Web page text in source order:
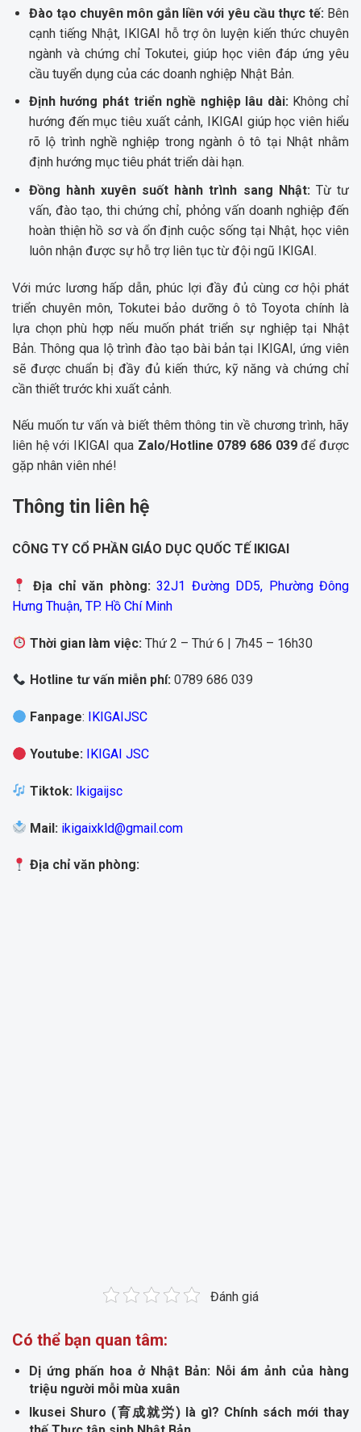
Đào tạo chuyên môn gắn liền với yêu cầu thực tế: Bên
cạnh tiếng Nhật, IKIGAI hỗ trợ ôn luyện kiến thức chuyên
ngành và chứng chỉ Tokutei, giúp học viên đáp ứng yêu
cầu tuyển dụng của các doanh nghiệp Nhật Bản.
Định hướng phát triển nghề nghiệp lâu dài:Không chỉ
hướng đến mục tiêu xuất cảnh, IKIGAI giúp học viên hiểu
rõ lộ trình nghề nghiệp trong ngành ô tô tại Nhật nhằm
định hướng mục tiêu phát triển dài hạn.
Đồng hành xuyên suốt hành trình sang Nhật: Từ tư
vấn, đào tạo, thi chứng chỉ, phỏng vấn doanh nghiệp đến
hoàn thiện hồ sơ và ổn định cuộc sống tại Nhật, học viên
luôn nhận được sự hỗ trợ liên tục từ đội ngũ IKIGAI.
Với mức lương hấp dẫn, phúc lợi đầy đủ cùng cơ hội phát
triển chuyên môn, Tokutei bảo dưỡng ô tô Toyota chính là
lựa chọn phù hợp nếu muốn phát triển sự nghiệp tại Nhật
Bản. Thông qua lộ trình đào tạo bài bản tại IKIGAI, ứng viên
sẽ được chuẩn bị đầy đủ kiến thức, kỹ năng và chứng chỉ
cần thiết trước khi xuất cảnh.
Nếu muốn tư vấn và biết thêm thông tin về chương trình, hãy
liên hệ với IKIGAI quaZalo/Hotline 0789 686 039để được
gặp nhân viên nhé!
Thông tin liên hệ
CÔNG TY CỔ PHẦN GIÁO DỤC QUỐC TẾ IKIGAI
Địa chỉ văn phòng:32J1 Đường DD5, Phường Đông
Hưng Thuận, TP. Hồ Chí Minh
Thời gian làm việc:Thứ 2 – Thứ 6 | 7h45 – 16h30
Hotline tư vấn miễn phí:0789 686 039
Fanpage: IKIGAIJSC
Youtube: IKIGAI JSC
Tiktok: Ikigaijsc
Mail: ikigaixkld@gmail.com
Địa chỉ văn phòng:
Đánh giá
Có thể bạn quan tâm:
Dị ứng phấn hoa ở Nhật Bản: Nỗi ám ảnh của hàng
triệu người mỗi mùa xuân
Ikusei Shuro (育成就労) là gì? Chính sách mới thay